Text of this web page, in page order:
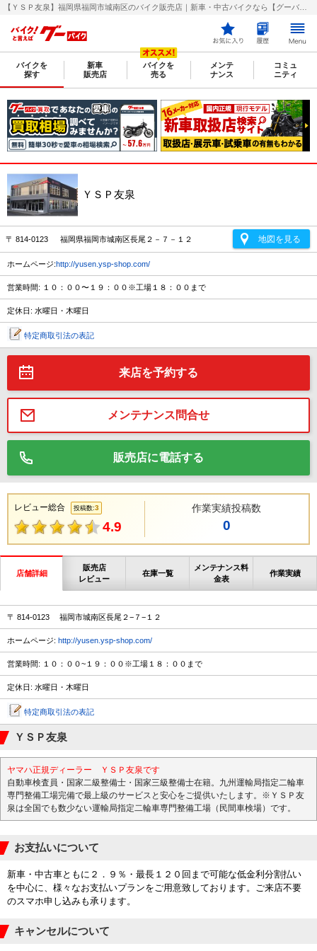
バイクを
探す
新車
販売店
バイクを
売る
メンテ
ナンス
コミュ
ニティ
ＹＳＰ友泉
〒 814-0123 福岡県福岡市城南区長尾２－７－１２ 地図を見る
ホームページ:http://yusen.ysp-shop.com/
営業時間: １０：００〜１９：００※工場１８：００まで
定休日: 水曜日・木曜日
特定商取引法の表記
来店を予約する
メンテナンス問合せ
販売店に電話する
レビュー総合 投稿数:3
4.9
作業実績投稿数
0
店舗詳細
販売店
レビュー
在庫一覧
メンテナンス料
金表
作業実績
〒 814-0123 福岡市城南区長尾２−７−１２
ホームページ: http://yusen.ysp-shop.com/
営業時間: １０：００~１９：００※工場１８：００まで
定休日: 水曜日・木曜日
特定商取引法の表記
ＹＳＰ友泉
ヤマハ正規ディーラー ＹＳＰ友泉です
自動車検査員・国家二級整備士・国家三級整備士在籍。九州運輸局指定二輪車
専門整備工場完備で最上級のサービスと安心をご提供いたします。※ＹＳＰ友
泉は全国でも数少ない運輸局指定二輪車専門整備工場（民間車検場）です。
お支払いについて
新車・中古車ともに２．９％・最長１２０回まで可能な低金利分割払い
を中心に、様々なお支払いプランをご用意致しております。ご来店不要
のスマホ申し込みも承ります。
キャンセルについて